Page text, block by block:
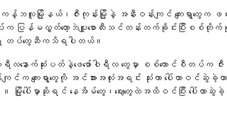
ဘလူမြို့နယ်၊ဇီးကုန်းမြို့နဲ့ အနီးဝန်းကျင် ကျေးရွာတွေက ဖမ်း
ပြန်မလွှတ်တော့ဘဲပျူစောထီးသင်တန်းတက်ခိုင်းပြီးစစ်တိုက်ခို
း တပ်တွေဆီကသိရပါတယ်။
လနောက်ဆုံးပတ်နဲ့ဖေဖော်ဝါရီလ တွေမှာ စစ်ကောင်စီတပ်က ဇီးကု
င်က ကျေးရွာတွေကို အင်အားအလုံးအရင်း သုံးကာ ပေါ်တာဝင်ဆွဲခဲ့
။ မြို့​ပေါ်မှာဆိုရင် နေအိမ်တွေ၊ဈေးတွေထဲအထိဝင်ပြီး ​ပေါ်တ